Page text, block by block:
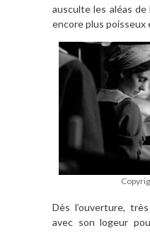
ausculte les aléas de
encore plus
Dès l’ouverture,
avec son logeur